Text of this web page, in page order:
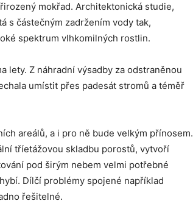
mokřad. Architektonická studie,
s částečným zadržením vody tak,
spektrum vlhkomilných rostlin.
lety. Z náhradní výsadby za odstraněnou
umístit přes padesát stromů a téměř
areálů, a i pro ně bude velkým přínosem.
tříetážovou skladbu porostů, vytvoří
pod širým nebem velmi potřebné
Dílčí problémy spojené například
řešitelné.